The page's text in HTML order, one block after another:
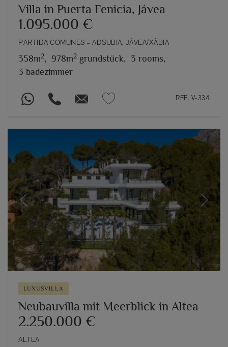
Villa in Puerta Fenicia, Jávea
1.095.000 €
PARTIDA COMUNES – ADSUBIA, JÁVEA/XÀBIA
358m2, 978m2 grundstück, 3 rooms,
3 badezimmer
REF. V-334
Previous Next
LUXUSVILLA
Neubauvilla mit Meerblick in Altea
2.250.000 €
ALTEA